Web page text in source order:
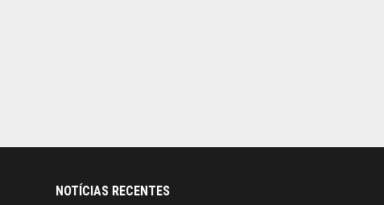
NOTÍCIAS RECENTES